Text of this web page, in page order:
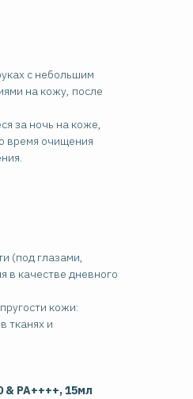
с небольшим
на кожу, после
за ночь на коже,
время очищения
(под глазами,
в качестве дневного
кожи:
тканях и
PA++++, 15мл